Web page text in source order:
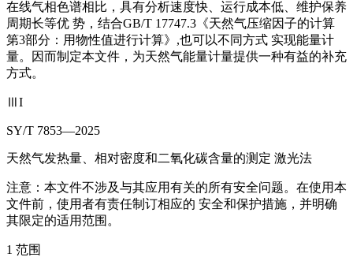
在线气相色谱相比，具有分析速度快、运行成本低、维护保养
周期长等优 势，结合GB/T 17747.3《天然气压缩因子的计算
第3部分：用物性值进行计算》,也可以不同方式 实现能量计
量。因而制定本文件，为天然气能量计量提供一种有益的补充
方式。
ⅢI
SY/T 7853—2025
天然气发热量、相对密度和二氧化碳含量的测定 激光法
注意：本文件不涉及与其应用有关的所有安全问题。在使用本
文件前，使用者有责任制订相应的 安全和保护措施，并明确
其限定的适用范围。
1 范围